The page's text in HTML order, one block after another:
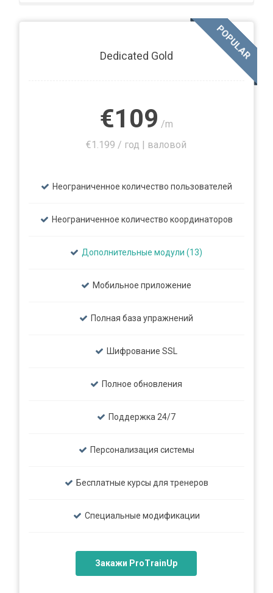
Dedicated Gold
€109 /m
€1.199 / год | валовой
Неограниченное количество пользователей
Неограниченное количество координаторов
Дополнительные модули (13)
Мобильное приложение
Полная база упражнений
Шифрование SSL
Полное обновления
Поддержка 24/7
Персонализация системы
Бесплатные курсы для тренеров
Специальные модификации
Закажи ProTrainUp
POPULAR